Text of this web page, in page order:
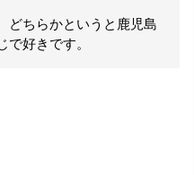
どちらかというと鹿児島
好きです。